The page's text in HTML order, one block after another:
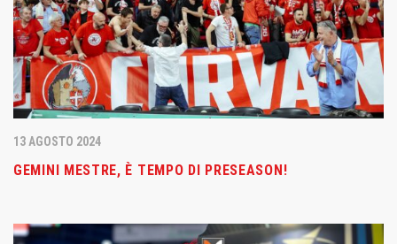
13 AGOSTO 2024
GEMINI MESTRE, È TEMPO DI PRESEASON!